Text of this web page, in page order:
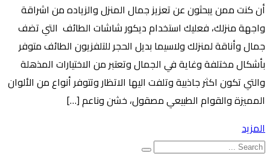
أن كنت ممن يبحثون عن تعزيز جمال المنزل والزياده من اشراقة
واجهة منزلك، فعليك استخدام ديكور شاشات الطائف التي تضف
جمال وأناقة لمنزلك ولاسيما بديل الحجر للتلفزيون الطائف متوفر
بأشكال مختلفة وغاية في الجمال وتعتبر من الاختيارات المذهلة
والتي تكون اكثر جاذبية وتلفت اليها الاتظار وتتوفر أنواع من الألوان
المميزة والقوام الطبيعي مصقول، خشن وناعم […]
المزيد